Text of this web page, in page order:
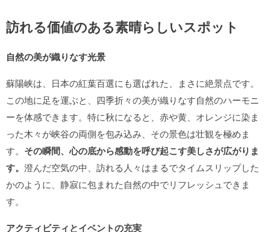
訪れる価値のある素晴らしいスポット
自然の美が織りなす光景
蘇陽峡は、日本の紅葉百選にも選ばれた、まさに絶景点です。
この地に足を運ぶと、四季折々の美が織りなす自然のハーモニ
ーを体感できます。特に秋になると、赤や黄、オレンジに染ま
った木々が峡谷の両側を包み込み、その景色は壮観を極めま
す。 その瞬間、心の底から感動を呼び起こす美しさが広がりま
す。 澄んだ空気の中、訪れる人々はまるでタイムスリップした
かのように、静寂に包まれた自然の中でリフレッシュできま
す。
アクティビティとイベントの充実